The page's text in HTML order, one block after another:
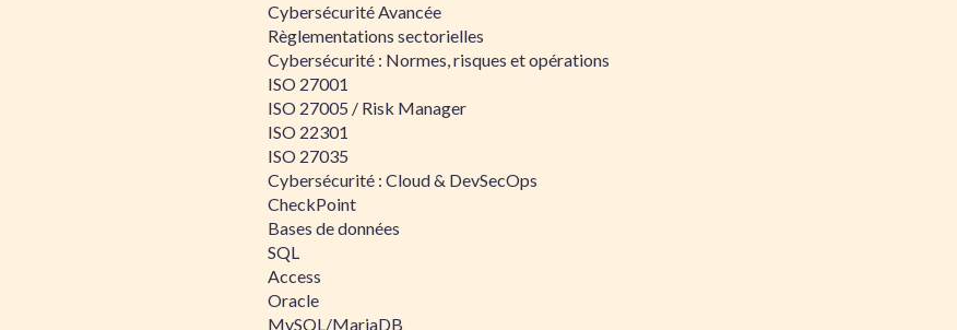
Cybersécurité Avancée
Règlementations sectorielles
Cybersécurité : Normes, risques et opérations
ISO 27001
ISO 27005 / Risk Manager
ISO 22301
ISO 27035
Cybersécurité : Cloud & DevSecOps
CheckPoint
Bases de données
SQL
Access
Oracle
MySQL/MariaDB